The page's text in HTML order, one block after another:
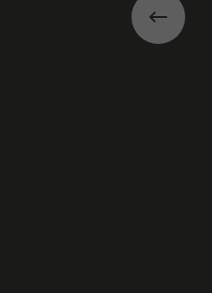
Précédent